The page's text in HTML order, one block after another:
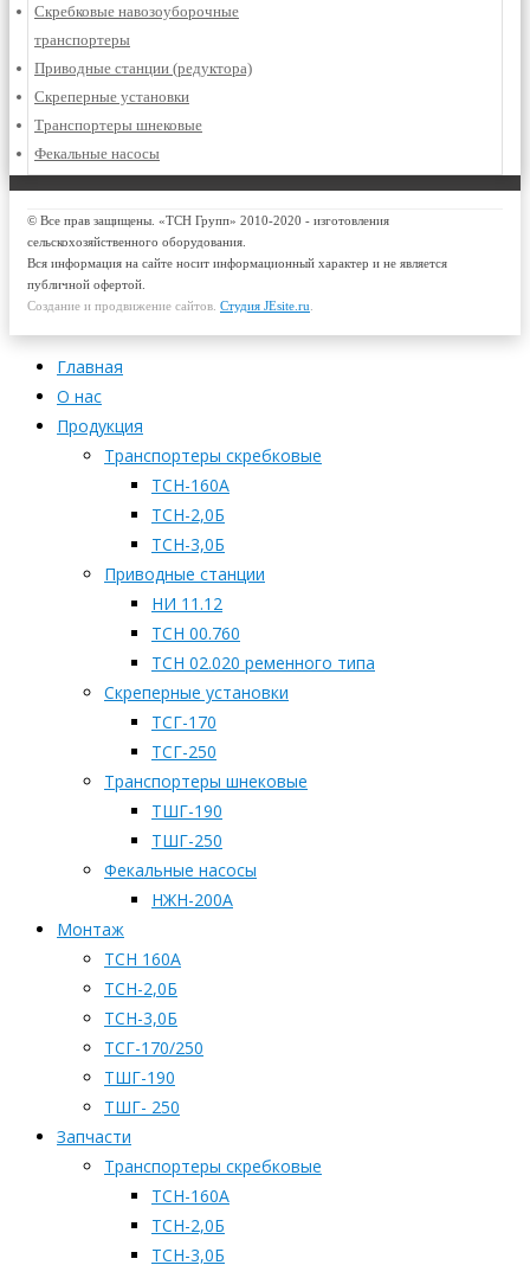
Скребковые навозоуборочные
транспортеры
Приводные станции (редуктора)
Скреперные установки
Транспортеры шнековые
Фекальные насосы
© Все прав защищены. «ТСН Групп» 2010-2020 - изготовления
сельскохозяйственного оборудования.
Вся информация на сайте носит информационный характер и не является
публичной офертой.
Создание и продвижение сайтов. Студия JEsite.ru
Главная
О нас
Продукция
Транспортеры скребковые
ТСН-160А
ТСН-2,0Б
ТСН-3,0Б
Приводные станции
НИ 11.12
ТСН 00.760
ТСН 02.020 ременного типа
Скреперные установки
ТСГ-170
ТСГ-250
Транспортеры шнековые
ТШГ-190
ТШГ-250
Фекальные насосы
НЖН-200А
Монтаж
ТСН 160А
ТСН-2,0Б
ТСН-3,0Б
ТСГ-170/250
ТШГ-190
ТШГ- 250
Запчасти
Транспортеры скребковые
ТСН-160А
ТСН-2,0Б
ТСН-3,0Б